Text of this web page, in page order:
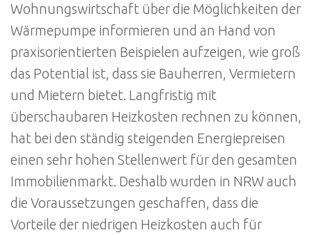
Wohnungswirtschaft über die Möglichkeiten der
Wärmepumpe informieren und an Hand von
praxisorientierten Beispielen aufzeigen, wie groß
das Potential ist, dass sie Bauherren, Vermietern
und Mietern bietet. Langfristig mit
überschaubaren Heizkosten rechnen zu können,
hat bei den ständig steigenden Energiepreisen
einen sehr hohen Stellenwert für den gesamten
Immobilienmarkt. Deshalb wurden in NRW auch
die Voraussetzungen geschaffen, dass die
Vorteile der niedrigen Heizkosten auch für